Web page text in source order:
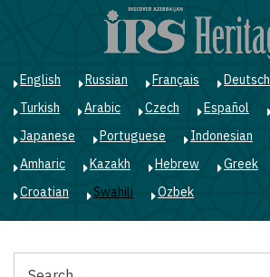
English Russian Français Deutsch
Turkish
Arabic Czech Español
Japanese
Portuguese Indonesian
Amharic
Kazakh Hebrew Greek
Croatian
Swahili Ozbek